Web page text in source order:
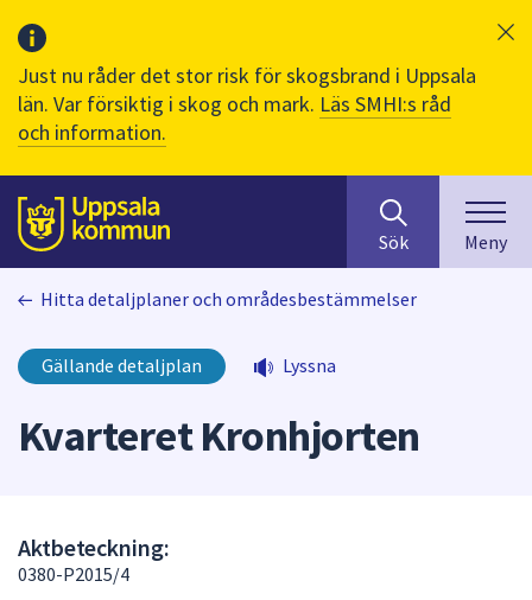
Just nu råder det stor risk för skogsbrand i Uppsala
län. Var försiktig i skog och mark. Läs SMHI:s råd
och information.
Till sidans
huvudinnehåll
efter
innehåll
på
webbplatsen.
i
Sök Meny
Hitta detaljplaner och områdesbestämmelser
Gällande detaljplan Lyssna
Kvarteret Kronhjorten
Aktbeteckning:
0380-P2015/4